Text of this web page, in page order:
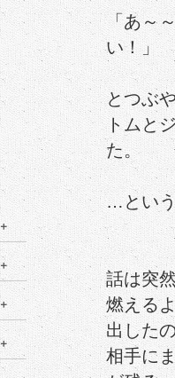
「あ～
い！」
とつぶ
トムと
た。
…とい
話は突
燃える
出した
相手に